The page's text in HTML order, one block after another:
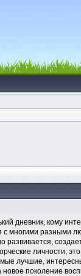
дневник, кому
многими разными
развивается,
личности,
лучшие,
поколение